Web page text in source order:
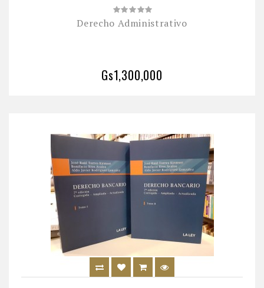
Derecho Administrativo
Gs1,300,000